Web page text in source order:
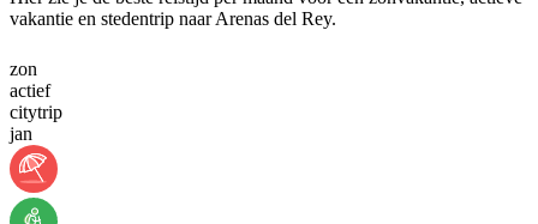
vakantie en stedentrip naar Arenas del Rey.
zon
actief
citytrip
jan